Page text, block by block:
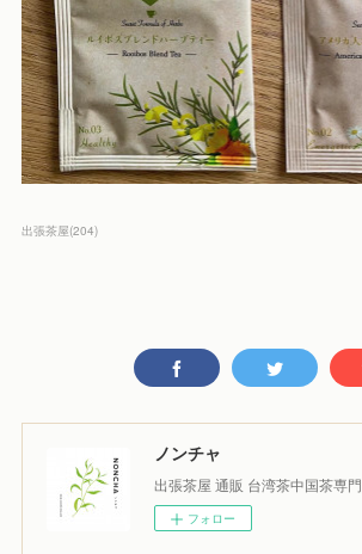
出張茶屋(204)
ノンチャ
出張茶屋 通販 台湾茶中国茶専門
フォロー